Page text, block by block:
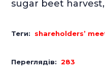
sugar beet
Теги: shareholders’
Переглядів: 283